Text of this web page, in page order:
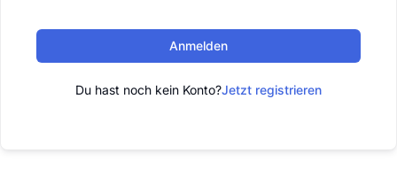
Anmelden
Du hast noch kein Konto?Jetzt registrieren